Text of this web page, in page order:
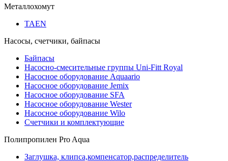
Металлохомут
TAEN
Насосы, счетчики, байпасы
Байпасы
Насосно-смесительные группы Uni-Fitt Royal
Насосное оборудование Aquaario
Насосное оборудование Jemix
Насосное оборудование SFA
Насосное оборудование Wester
Насосное оборудование Wilo
Счетчики и комплектующие
Полипропилен Pro Aqua
Заглушка, клипса,компенсатор,распределитель